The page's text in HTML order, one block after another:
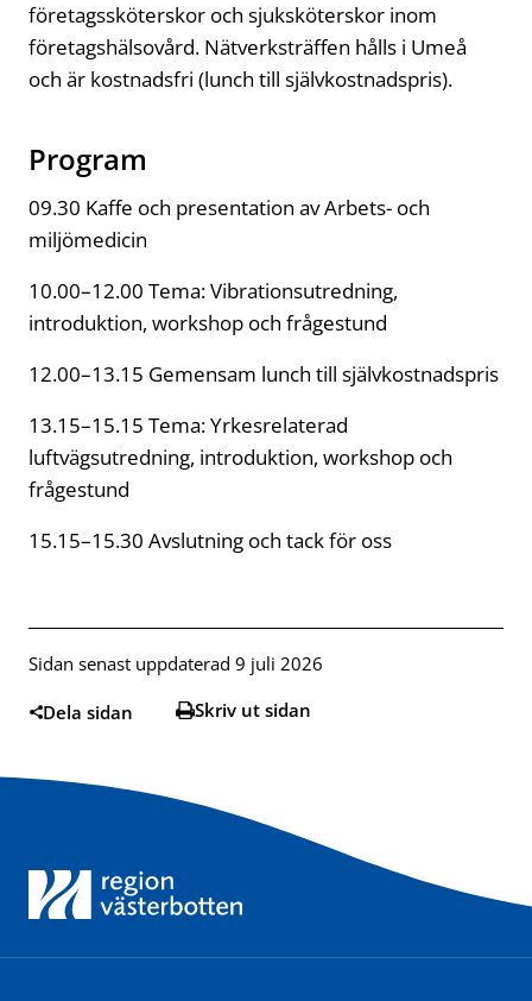
företagssköterskor och sjuksköterskor inom
företagshälsovård. Nätverksträffen hålls i Umeå
och är kostnadsfri (lunch till självkostnadspris).
Program
09.30 Kaffe och presentation av Arbets- och
miljömedicin
10.00–12.00 Tema: Vibrationsutredning,
introduktion, workshop och frågestund
12.00–13.15 Gemensam lunch till självkostnadspris
13.15–15.15 Tema: Yrkesrelaterad
luftvägsutredning, introduktion, workshop och
frågestund
15.15–15.30 Avslutning och tack för oss
Sidan senast uppdaterad 9 juli 2026
Dela sidan Skriv ut sidan